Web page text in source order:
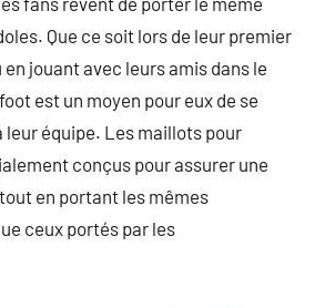
Que ce soit lors de leur premier
jouant avec leurs amis dans le
est un moyen pour eux de se
équipe. Les maillots pour
conçus pour assurer une
en portant les mêmes
ceux portés par les